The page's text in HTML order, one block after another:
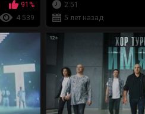
91%
4 539
2:51
5 лет назад